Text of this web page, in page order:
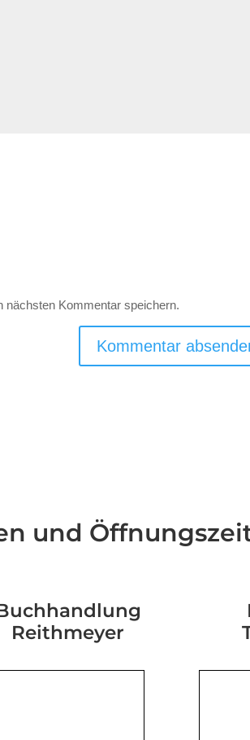
nächsten Kommentar speichern.
und
Reithmeyer